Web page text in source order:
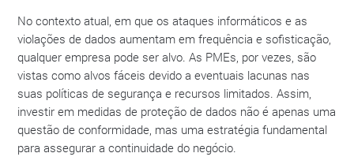
No contexto atual, em que os ataques informáticos e as
violações de dados aumentam em frequência e sofisticação,
qualquer empresa pode ser alvo. As PMEs, por vezes, são
vistas como alvos fáceis devido a eventuais lacunas nas
suas políticas de segurança e recursos limitados. Assim,
investir em medidas de proteção de dados não é apenas uma
questão de conformidade, mas uma estratégia fundamental
para assegurar a continuidade do negócio.